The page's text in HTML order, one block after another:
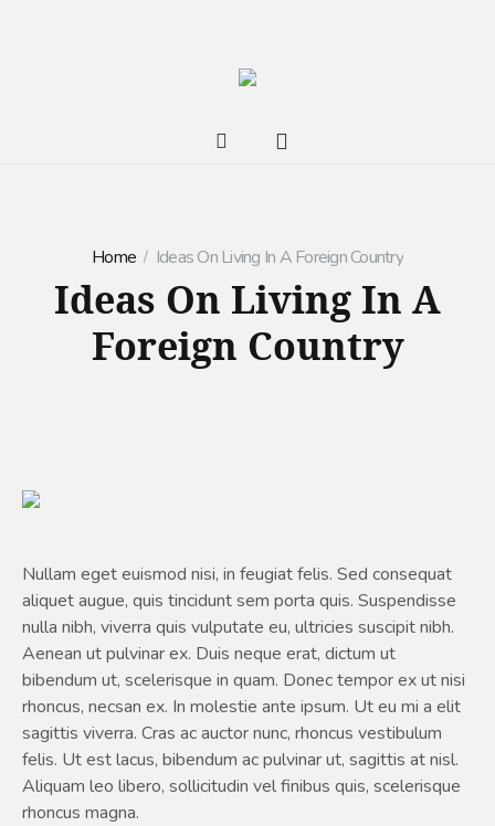
Home Ideas On Living In A Foreign Country
Ideas On Living In A
Foreign Country
Nullam eget euismod nisi, in feugiat felis. Sed consequat
aliquet augue, quis tincidunt sem porta quis. Suspendisse
nulla nibh, viverra quis vulputate eu, ultricies suscipit nibh.
Aenean ut pulvinar ex. Duis neque erat, dictum ut
bibendum ut, scelerisque in quam. Donec tempor ex ut nisi
rhoncus, necsan ex. In molestie ante ipsum. Ut eu mi a elit
sagittis viverra. Cras ac auctor nunc, rhoncus vestibulum
felis. Ut est lacus, bibendum ac pulvinar ut, sagittis at nisl.
Aliquam leo libero, sollicitudin vel finibus quis, scelerisque
rhoncus magna.